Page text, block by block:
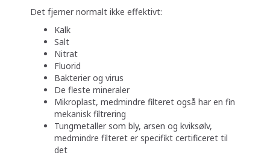
Det fjerner normalt ikke effektivt:
Kalk
Salt
Nitrat
Fluorid
Bakterier og virus
De fleste mineraler
Mikroplast, medmindre filteret også har en fin
mekanisk filtrering
Tungmetaller som bly, arsen og kviksølv,
medmindre filteret er specifikt certificeret til
det